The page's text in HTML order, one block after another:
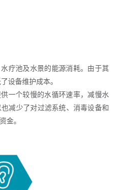
疗池及水景的能源消耗。由于其
设备维护成本。
一个较慢的水循环速率，减慢水
减少了对过滤系统、消毒设备和
金。